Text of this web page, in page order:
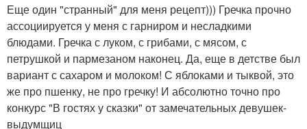
Еще один "странный" для меня рецепт))) Гречка прочно
ассоциируется у меня с гарниром и несладкими
блюдами. Гречка с луком, с грибами, с мясом, с
петрушкой и пармезаном наконец. Да, еще в детстве был
вариант с сахаром и молоком! С яблоками и тыквой, это
же про пшенку, не про гречку! И абсолютно точно про
конкурс "В гостях у сказки" от замечательных девушек-
выдумщиц